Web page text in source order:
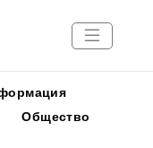
Общество